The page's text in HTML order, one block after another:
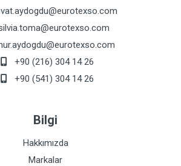
+90 (216) 304 14 26
+90 (541) 304 14 26
Bilgi
Hakkımızda
Markalar